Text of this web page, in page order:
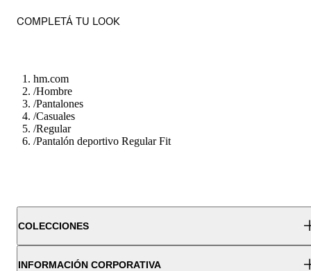
COMPLETÁ TU LOOK
hm.com
/Hombre
/Pantalones
/Casuales
/Regular
/Pantalón deportivo Regular Fit
COLECCIONES
INFORMACIÓN CORPORATIVA